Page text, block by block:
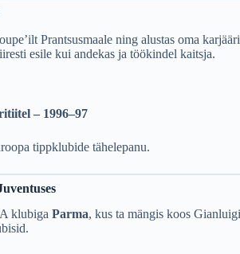
Prantsusmaale ning alustas oma karjääri
esile kui andekas ja töökindel kaitsja.
– 1996–97
tippklubide tähelepanu.
klubiga Parma, kus ta mängis koos